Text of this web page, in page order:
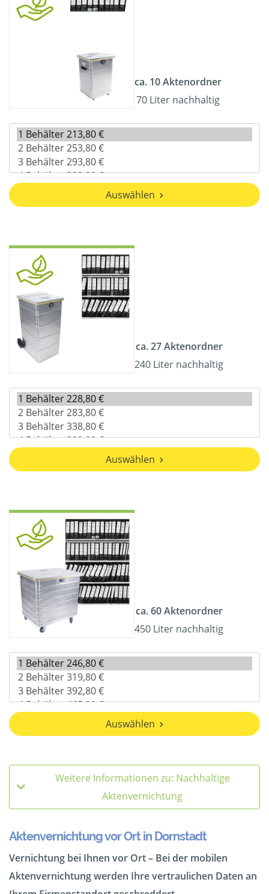
ca. 10 Aktenordner
70 Liter nachhaltig
Auswählen
ca. 27 Aktenordner
240 Liter nachhaltig
Auswählen
ca. 60 Aktenordner
450 Liter nachhaltig
Auswählen
Weitere Informationen zu: Nachhaltige
Aktenvernichtung
Aktenvernichtung vor Ort in Dornstadt
Vernichtung bei Ihnen vor Ort – Bei der mobilen
Aktenvernichtung werden Ihre vertraulichen Daten an